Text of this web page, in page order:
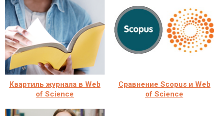
Квартиль журнала в Web
of Science
Сравнение Scopus и Web
of Science